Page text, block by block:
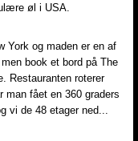
øl i USA.
York og maden er en af
book et bord på The
Restauranten roterer
fået en 360 graders
vi de 48 etager ned...